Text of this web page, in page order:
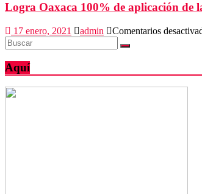
Logra Oaxaca 100% de aplicación de
17 enero, 2021 admin Comentarios
Aquí